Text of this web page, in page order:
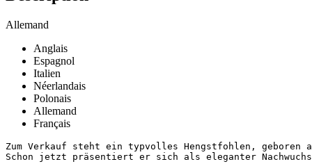
Allemand
Anglais
Espagnol
Italien
Néerlandais
Polonais
Allemand
Français
Zum Verkauf steht ein typvolles Hengstfohlen, geboren
Schon jetzt präsentiert er sich als eleganter